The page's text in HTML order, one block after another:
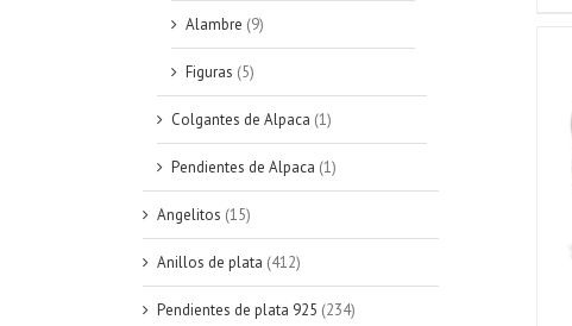
AÑADIR AL CARRITO
VIEW
Alambre (9)
Figuras (5)
Colgantes de Alpaca (1)
Pendientes de Alpaca (1)
Angelitos (15)
Anillos de plata (412)
Pendientes de plata 925 (234)